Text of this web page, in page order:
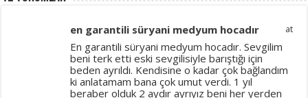
en garantili süryani medyum hocadır at
En garantili süryani medyum hocadır. Sevgilim
beni terk etti eski sevgilisiyle barıştığı için
beden ayrıldı. Kendisine o kadar çok bağlandım
ki anlatamam bana çok umut verdi. 1 yıl
beraber olduk 2 aydır ayrıyız beni her yerden